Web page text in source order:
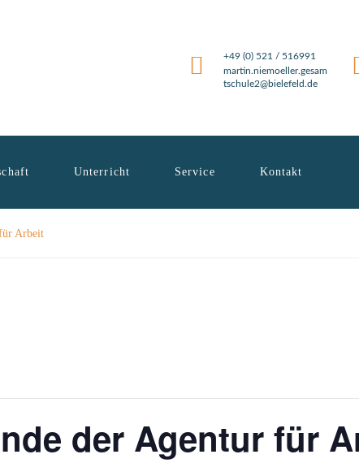
+49 (0) 521 / 516991
martin.niemoeller.gesam
tschule2@bielefeld.de
Unterricht Service Kontakt
Arbeit
der Agentur für